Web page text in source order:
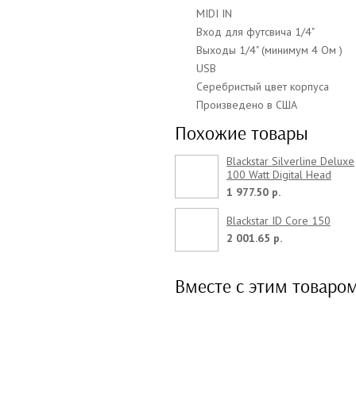
MIDI IN
Вход для футсвича 1/4"
Выходы 1/4" (минимум 4 Ом )
USB
Серебристый цвет корпуса
Произведено в США
Похожие товары
Blackstar Silverline Deluxe
100 Watt Digital Head
1 977.50 р.
Blackstar ID Core 150
2 001.65 р.
Вместе с этим